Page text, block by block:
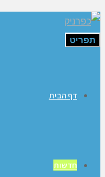
תפריט
דף הבית
חדשות